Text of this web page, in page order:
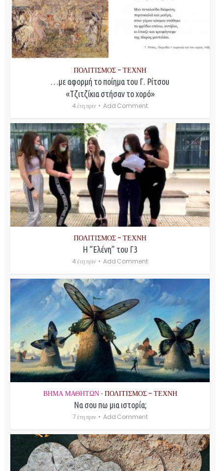
ΠΟΛΙΤΙΣΜΟΣ - ΤΕΧΝΗ
…με αφορμή το ποίημα του Γ. Ρίτσου
«Τζιτζίκια στήσαν το χορό»
4 έτη πριν Add Comment
ΠΟΛΙΤΙΣΜΟΣ - ΤΕΧΝΗ
Η “Ελένη” του Γ3
4 έτη πριν Add Comment
ΒΗΜΑ ΜΑΘΗΤΩΝ • ΠΟΛΙΤΙΣΜΟΣ - ΤΕΧΝΗ
Να σου πω μια ιστορία;
7 έτη πριν Add Comment